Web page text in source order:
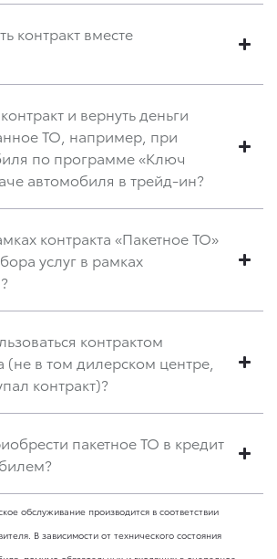
контракт вместе
и вернуть деньги
ТО, например, при
по программе «Ключ
автомобиля в трейд-ин?
контракта «Пакетное ТО»
услуг в рамках
контрактом
(не в том дилерском центре,
контракт)?
пакетное ТО в кредит
обслуживание производится в соответствии
В зависимости от технического состояния